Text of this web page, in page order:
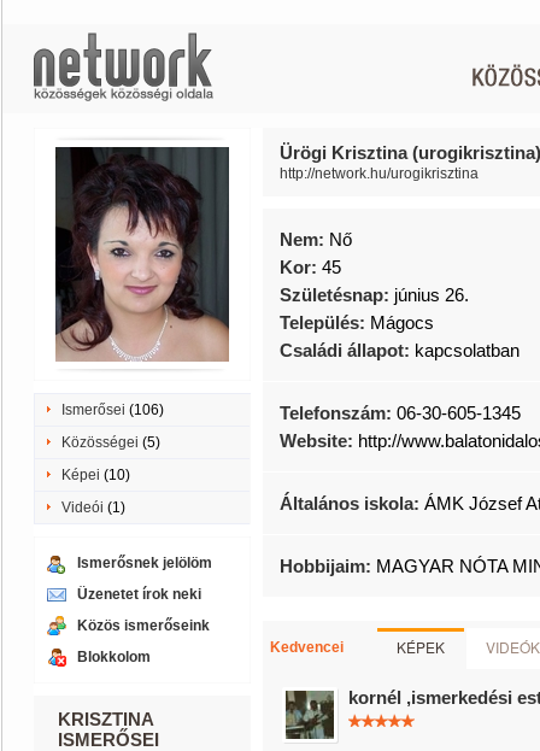
Ismerősei (106)
Közösségei (5)
Képei (10)
Videói (1)
Ismerősnek jelölöm
Üzenetet írok neki
Közös ismerőseink
Blokkolom
KRISZTINA
ISMERŐSEI
Ürögi Krisztina (urogikrisztina)
http://network.hu/urogikrisztina
Nem: Nő
Kor: 45
Születésnap: június 26.
Település: Mágocs
Családi állapot: kapcsolatban
Telefonszám: 06-30-605-1345
Website: http://
Általános iskola: ÁMK József
Hobbijaim: MAGYAR NÓTA
Kedvencei KÉPEK VIDEÓK
kornél ,ismerkedési